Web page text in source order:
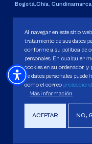
Bogotá.Chía,
Personería Jurídica:
Ministerio de Educación
Política de Protección de
Derechos Pecuniarios
Al navegar en este sitio
tratamiento de sus datos
conforme a su política de
personales. En cualquier
cookies en su ordenador, y
de datos personales
como el correo
Más información
ACEPTAR NO,